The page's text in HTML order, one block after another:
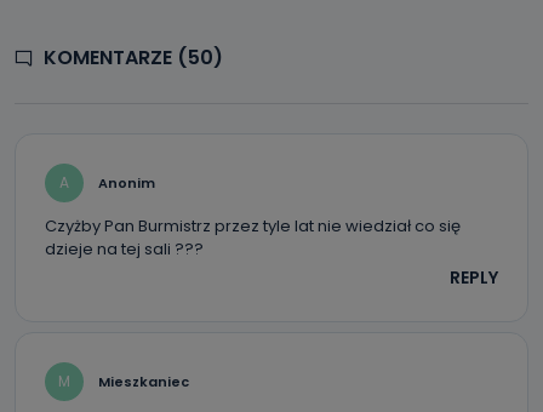
KOMENTARZE (50)
A Anonim
Czyżby Pan Burmistrz przez tyle lat nie wiedział co się
dzieje na tej sali ???
REPLY
M Mieszkaniec